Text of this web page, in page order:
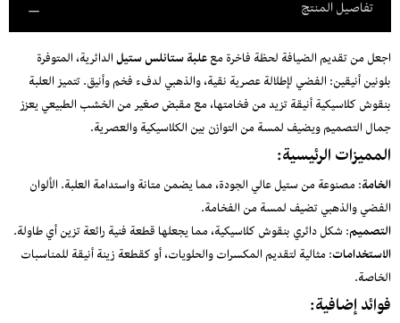
تفاصيل المنتج
اجعل من تقديم الضيافة لحظة فاخرة مععلبة ستانلس ستيلالدائرية، المتوفرة
بلونين أنيقين: الفضي لإطلالة عصرية نقية، والذهبي لدفء فخم وأنيق. تتميز العلبة
بنقوش كلاسيكية أنيقة تزيد من فخامتها، مع مقبض صغير من الخشب الطبيعي يعزز
جمال التصميم ويضيف لمسة من التوازن بين الكلاسيكية والعصرية.
المميزات الرئيسية:
الخامة: مصنوعة من ستيل عالي الجودة، مما يضمن متانة واستدامة العلبة. الألوان
الفضي والذهبي تضيف لمسة من الفخامة.
التصميم: شكل دائري بنقوش كلاسيكية، مما يجعلها قطعة فنية رائعة تزين أي طاولة.
الاستخدامات: مثالية لتقديم المكسرات والحلويات، أو كقطعة زينة أنيقة للمناسبات
الخاصة.
فوائد إضافية: